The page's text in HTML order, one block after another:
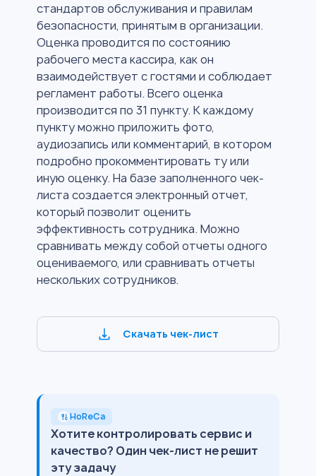
стандартов обслуживания и правилам
безопасности, принятым в организации.
Оценка проводится по состоянию
рабочего места кассира, как он
взаимодействует с гостями и соблюдает
регламент работы. Всего оценка
производится по 31 пункту. К каждому
пункту можно приложить фото,
аудиозапись или комментарий, в котором
подробно прокомментировать ту или
иную оценку. На базе заполненного чек-
листа создается электронный отчет,
который позволит оценить
эффективность сотрудника. Можно
сравнивать между собой отчеты одного
оцениваемого, или сравнивать отчеты
нескольких сотрудников.
Скачать чек-лист
HoReCa
Хотите контролировать сервис и
качество? Один чек-лист не решит
эту задачу